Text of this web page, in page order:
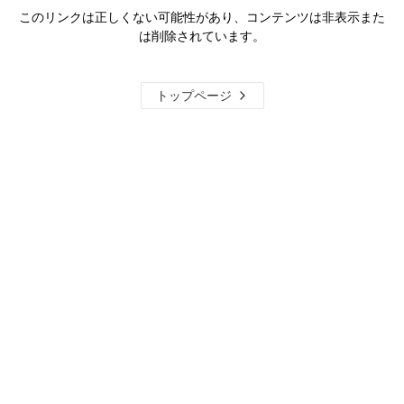
このリンクは正しくない可能性があり、コンテンツは非表示また
は削除されています。
トップページ